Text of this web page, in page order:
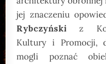
jej znaczeniu
Rybczyński z
Kultury i Promocji,
mogli poznać